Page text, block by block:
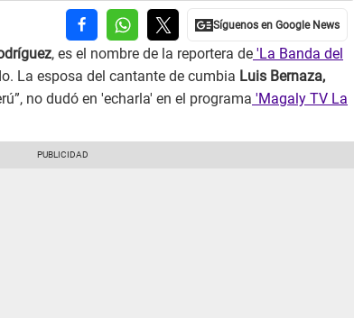
, es el nombre de la reportera de 'La Banda del
La esposa del cantante de cumbia Luis Bernaza,
no dudó en 'echarla' en el programa 'Magaly TV La